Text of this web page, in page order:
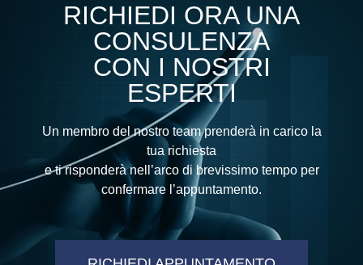
RICHIEDI ORA UNA
CONSULENZA
CON I NOSTRI
ESPERTI
Un membro del nostro team prenderà in carico la
tua richiesta
e ti risponderà nell’arco di brevissimo tempo per
confermare l’appuntamento.